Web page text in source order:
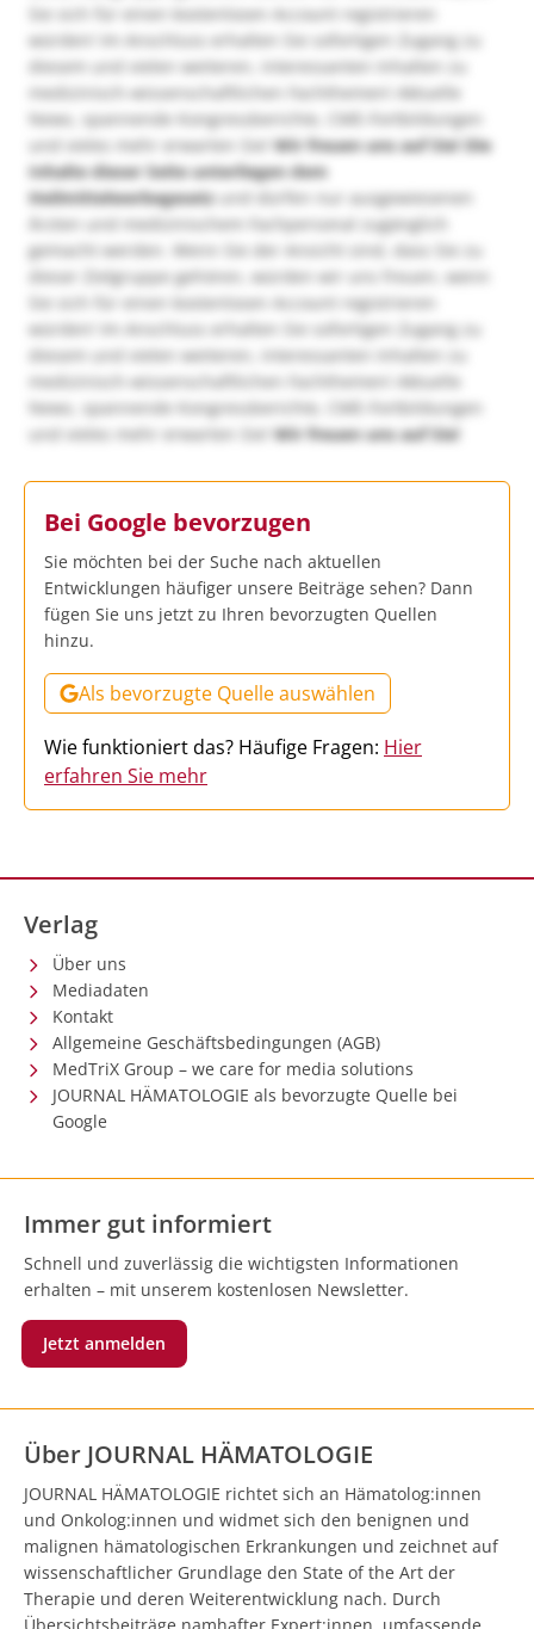
Sie sich für einen kostenlosen Account registrieren
würden! Im Anschluss erhalten Sie sofortigen Zugang zu
diesem und vielen weiteren, interessanten Inhalten zu
medizinisch-wissenschaftlichen Fachthemen! Aktuelle
News, spannende Kongressberichte, CME-Fortbildungen
und vieles mehr erwarten Sie!Wir freuen uns auf Sie! Die
Inhalte dieser Seite unterliegen dem
Heilmittelwerbegesetzund dürfen nur ausgewiesenen
Ärzten und medizinischem Fachpersonal zugänglich
gemacht werden. Wenn Sie der Ansicht sind, dass Sie zu
dieser Zielgruppe gehören, würden wir uns freuen, wenn
Sie sich für einen kostenlosen Account registrieren
würden! Im Anschluss erhalten Sie sofortigen Zugang zu
diesem und vielen weiteren, interessanten Inhalten zu
medizinisch-wissenschaftlichen Fachthemen! Aktuelle
News, spannende Kongressberichte, CME-Fortbildungen
und vieles mehr erwarten Sie!Wir freuen uns auf Sie!
Bei Google bevorzugen
Sie möchten bei der Suche nach aktuellen
Entwicklungen häufiger unsere Beiträge sehen? Dann
fügen Sie uns jetzt zu Ihren bevorzugten Quellen
hinzu.
Als bevorzugte Quelle auswählen
Wie funktioniert das? Häufige Fragen: Hier
erfahren Sie mehr
Verlag
Über uns
Mediadaten
Kontakt
Allgemeine Geschäftsbedingungen (AGB)
MedTriX Group – we care for media solutions
JOURNAL HÄMATOLOGIE als bevorzugte Quelle bei
Google
Immer gut informiert
Schnell und zuverlässig die wichtigsten Informationen
erhalten – mit unserem kostenlosen Newsletter.
Jetzt anmelden
Über JOURNAL HÄMATOLOGIE
JOURNAL HÄMATOLOGIE richtet sich an Hämatolog:innen
und Onkolog:innen und widmet sich den benignen und
malignen hämatologischen Erkrankungen und zeichnet auf
wissenschaftlicher Grundlage den State of the Art der
Therapie und deren Weiterentwicklung nach. Durch
Übersichtsbeiträge namhafter Expert:innen, umfassende